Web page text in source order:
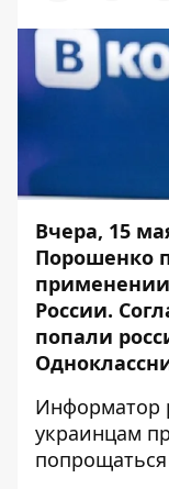
Вчера, 15
Порошенко
России.
попали
Информатор
украинцам